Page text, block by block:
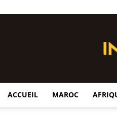
ACCUEIL MAROC